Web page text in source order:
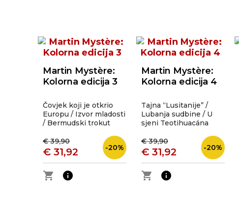
Martin Mystère:
Kolorna edicija 3
Čovjek koji je otkrio
Europu / Izvor mladosti
/ Bermudski trokut
€ 39,90
€ 31,92 -20%
shopping_cart info
Martin Mystère:
Kolorna edicija 4
Tajna “Lusitanije” /
Lubanja sudbine / U
sjeni Teotihuacána
€ 39,90
€ 31,92 -20%
shopping_cart info